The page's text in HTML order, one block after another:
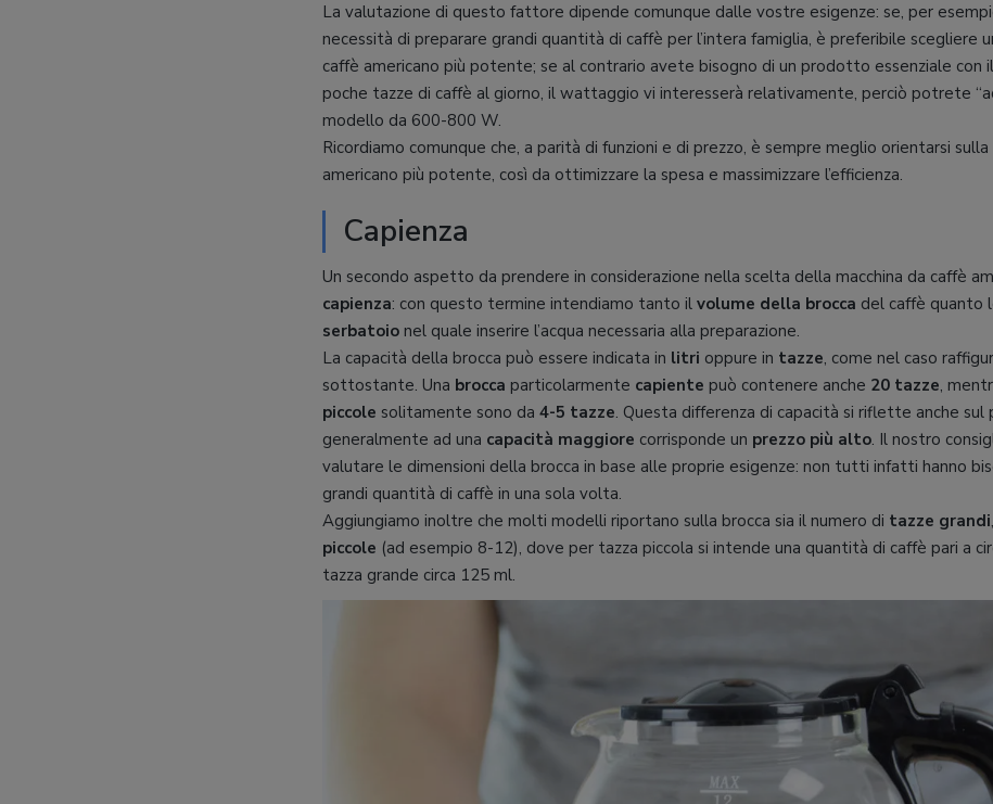
La valutazione di questo fattore dipende comunque dalle vostre esigenze: se, per
necessità di preparare grandi quantità di caffè per l’intera famiglia, è preferibile scegliere
caffè americano più potente; se al contrario avete bisogno di un prodotto essenziale con
poche tazze di caffè al giorno, il wattaggio vi interesserà relativamente, perciò potrete
modello da 600-800 W.
Ricordiamo comunque che, a parità di funzioni e di prezzo, è sempre meglio orientarsi sulla
americano più potente, così da ottimizzare la spesa e massimizzare l’efficienza.
Capienza
Un secondo aspetto da prendere in considerazione nella scelta della macchina da caffè
capienza: con questo termine intendiamo tanto il volume della brocca del caffè quanto
serbatoio nel quale inserire l’acqua necessaria alla preparazione.
La capacità della brocca può essere indicata in litri oppure in tazze, come nel caso
sottostante. Una brocca particolarmente capiente può contenere anche 20 tazze,
piccole solitamente sono da 4-5 tazze. Questa differenza di capacità si riflette anche sul
generalmente ad una capacità maggiore corrisponde un prezzo più alto. Il nostro
valutare le dimensioni della brocca in base alle proprie esigenze: non tutti infatti hanno
grandi quantità di caffè in una sola volta.
Aggiungiamo inoltre che molti modelli riportano sulla brocca sia il numero di tazze grandi
piccole (ad esempio 8-12), dove per tazza piccola si intende una quantità di caffè pari a
tazza grande circa 125 ml.